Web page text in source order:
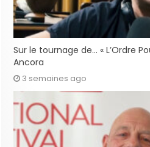
Sur le tournage de… « L’Ordre
Ancora
3 semaines ago